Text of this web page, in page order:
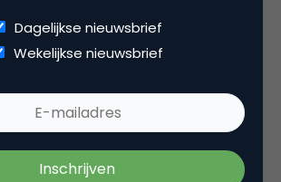
van WFM in webcare de
naar een overdreven focus op
geeft aan dat dit zeker bij Ziggo
is. In het forecasting-proces wordt
voor het team om pro-actief te
blijft ruimte om klanten te
Dagelijkse nieuwsbrief
Wekelijkse nieuwsbrief